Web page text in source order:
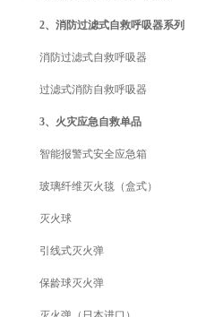
2、消防过滤式自救呼吸器系列
消防过滤式自救呼吸器
过滤式消防自救呼吸器
3、火灾应急自救单品
智能报警式安全应急箱
玻璃纤维灭火毯（盒式）
灭火球
引线式灭火弹
保龄球灭火弹